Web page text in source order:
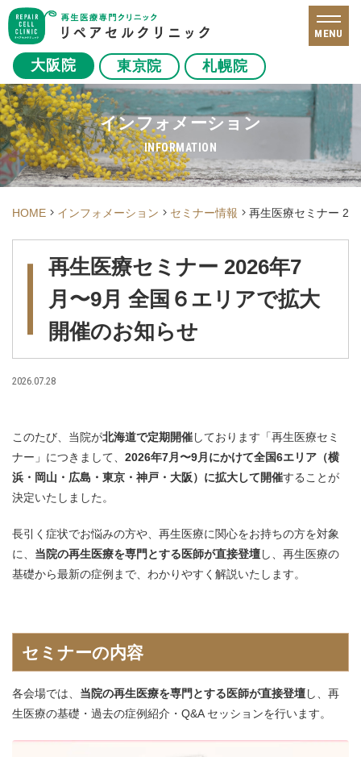
大阪院 東京院 札幌院
MENU
インフォメーション
INFORMATION
HOME インフォメーション セミナー情報 再生医療セミナー
再生医療セミナー 2026年7
月〜9月 全国６エリアで拡大
開催のお知らせ
2026.07.28
このたび、当院が北海道で定期開催しております「再生医療セミ
ナー」につきまして、 2026年7月〜9月にかけて全国6エリア（横
浜・岡山・広島・東京・神戸・大阪）に拡大して開催することが
決定いたしました。
長引く症状でお悩みの方や、再生医療に関心をお持ちの方を対象
に、 当院の再生医療を専門とする医師が直接登壇し、再生医療の
基礎から最新の症例まで、わかりやすく解説いたします。
セミナーの内容
各会場では、 当院の再生医療を専門とする医師が直接登壇し、再
生医療の基礎・過去の症例紹介・Q&A セッションを行います。